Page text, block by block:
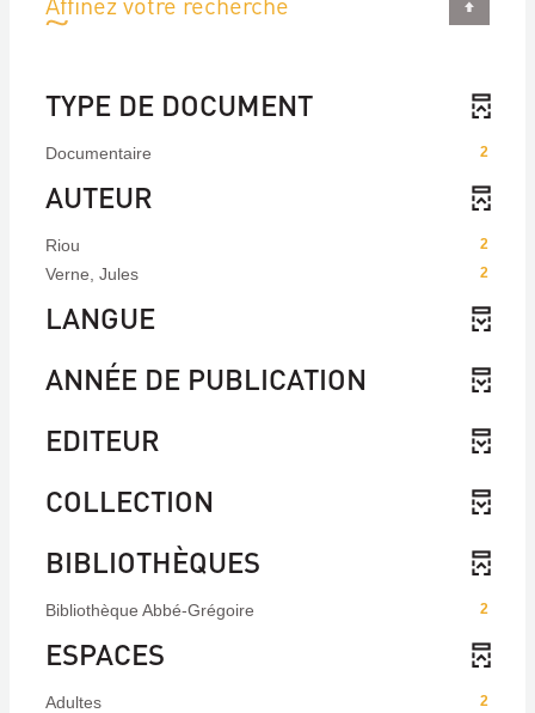
TYPE DE DOCUMENT
2
Documentaire
AUTEUR
2
Riou
2
Verne, Jules
LANGUE
ANNÉE DE PUBLICATION
EDITEUR
COLLECTION
BIBLIOTHÈQUES
2
Bibliothèque Abbé-Grégoire
ESPACES
2
Adultes